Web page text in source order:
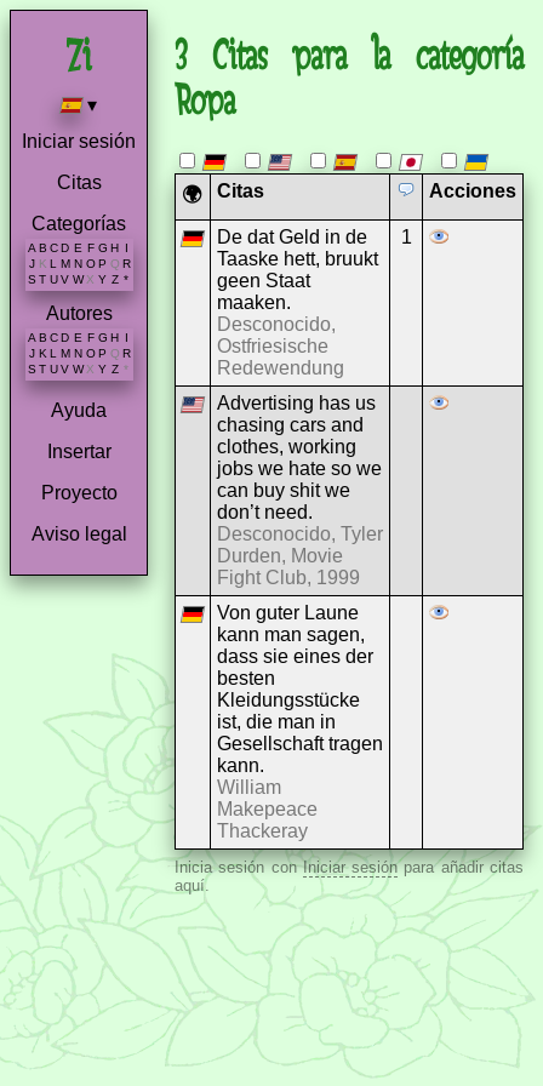
▾
Iniciar sesión
Citas
Categorías
A B C D E F G H I
J K L M N O P Q R
S T U V W X Y Z *
Autores
A B C D E F G H
J K L M N O P Q R
S T U V W X Y Z *
Ayuda
Insertar
Proyecto
Aviso legal
3 Citas para la categoría
Ropa
🌍 Citas Acciones
De dat Geld in de
Taaske hett, bruukt
geen Staat
maaken.
Desconocido,
Ostfriesische
Redewendung
1
Advertising has us
chasing cars and
clothes, working
jobs we hate so we
can buy shit we
don’t need.
Desconocido, Tyler
Durden, Movie
Fight Club, 1999
Von guter Laune
kann man sagen,
dass sie eines der
besten
Kleidungsstücke
ist, die man in
Gesellschaft tragen
kann.
William
Makepeace
Thackeray
Inicia sesión conIniciar sesiónpara añadir citas
aquí.